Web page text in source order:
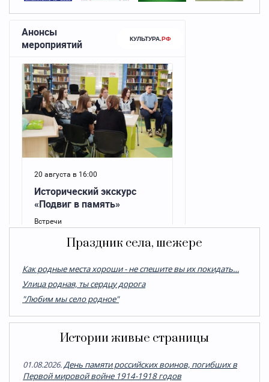
Праздник села, шежере
Как родные места хороши - не спешите вы их покидать…
Улица родная, ты сердцу дорога
"Любим мы село родное"
Истории живые страницы
01.08.2026.День памяти российских воинов, погибших в
Первой мировой войне 1914-1918 годов